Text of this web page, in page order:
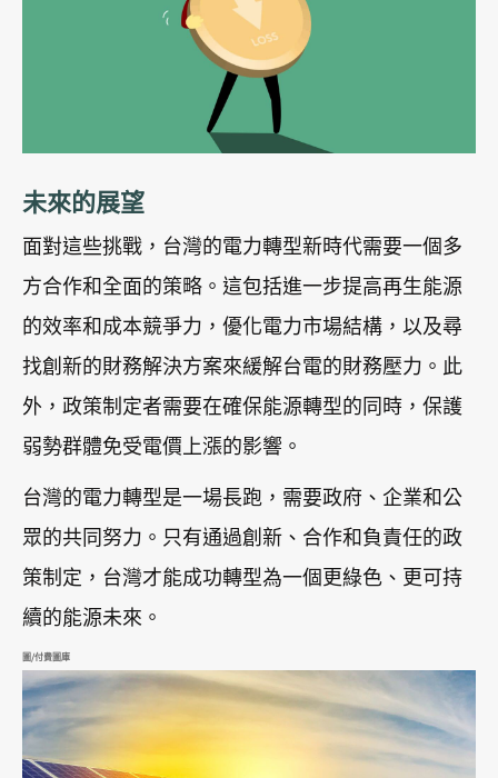
未來的展望
面對這些挑戰，台灣的電力轉型新時代需要一個多
方合作和全面的策略。這包括進一步提高再生能源
的效率和成本競爭力，優化電力市場結構，以及尋
找創新的財務解決方案來緩解台電的財務壓力。此
外，政策制定者需要在確保能源轉型的同時，保護
弱勢群體免受電價上漲的影響。
台灣的電力轉型是一場長跑，需要政府、企業和公
眾的共同努力。只有通過創新、合作和負責任的政
策制定，台灣才能成功轉型為一個更綠色、更可持
續的能源未來。
圖/付費圖庫